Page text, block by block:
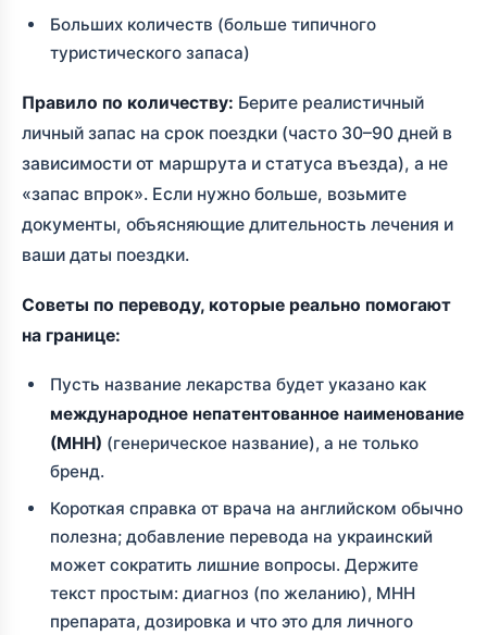
Больших количеств (больше типичного
туристического запаса)
Правило по количеству: Берите реалистичный
личный запас на срок поездки (часто 30–90 дней в
зависимости от маршрута и статуса въезда), а не
«запас впрок». Если нужно больше, возьмите
документы, объясняющие длительность лечения и
ваши даты поездки.
Советы по переводу, которые реально помогают
на границе:
Пусть название лекарства будет указано как
международное непатентованное наименование
(МНН) (генерическое название), а не только
бренд.
Короткая справка от врача на английском обычно
полезна; добавление перевода на украинский
может сократить лишние вопросы. Держите
текст простым: диагноз (по желанию), МНН
препарата, дозировка и что это для личного